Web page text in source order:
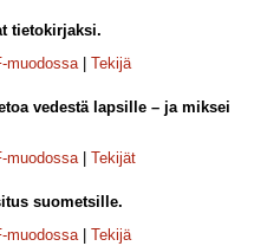
tietokirjaksi.
muodossa| Tekijä
vedestä lapsille – ja miksei
muodossa| Tekijät
suometsille.
muodossa| Tekijä